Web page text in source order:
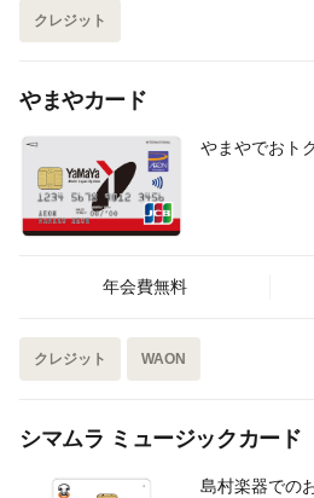
クレジット
やまやカード
やまやでおト
年会費無料
クレジット WAON
シマムラ ミュージックカード
島村楽器での